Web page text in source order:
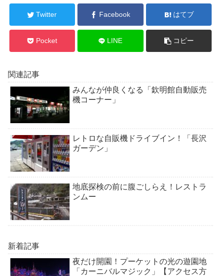
Twitter Facebook はてブ
Pocket LINE コピー
関連記事
みんなが仲良くなる「欽明館自動販売
機コーナー」
レトロな自販機ドライブイン！「長沢
ガーデン」
地底探検の前に腹ごしらえ！レストラ
ンムー
新着記事
夜だけ開園！プーケットの光の遊園地
「カーニバルマジック」【アクセス方